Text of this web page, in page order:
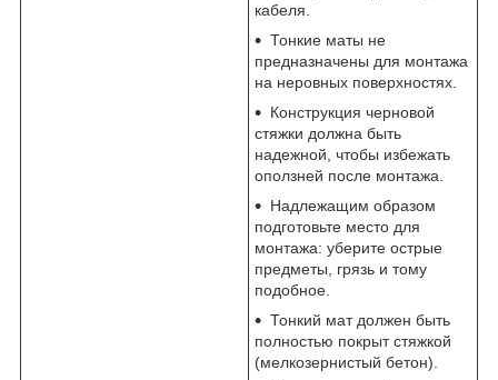
кабеля.
Тонкие маты не
предназначены для монтажа
на неровных поверхностях.
Конструкция черновой
стяжки должна быть
надежной, чтобы избежать
оползней после монтажа.
Надлежащим образом
подготовьте место для
монтажа: уберите острые
предметы, грязь и тому
подобное.
Тонкий мат должен быть
полностью покрыт стяжкой
(мелкозернистый бетон).